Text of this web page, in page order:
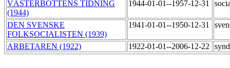
VÄSTERBOTTENS TIDNING
(1944)
1944-01-01--1957-12-31
DEN SVENSKE
FOLKSOCIALISTEN (1939)
1941-01-01--1950-12-31
ARBETAREN (1922) 1922-01-01--2006-12-22